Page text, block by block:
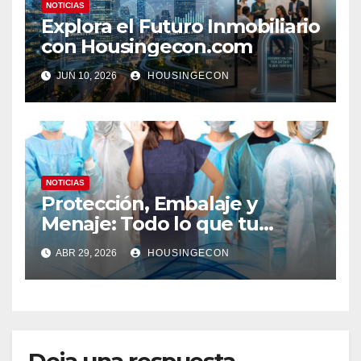
NOTICIAS
Explora el Futuro Inmobiliario
con Housingecon.com
JUN 10, 2026 HOUSINGECON
NOTICIAS
Protección, Embalaje y
Menaje: Todo lo que tu
negocio necesita en un solo
lugar
ABR 29, 2026 HOUSINGECON